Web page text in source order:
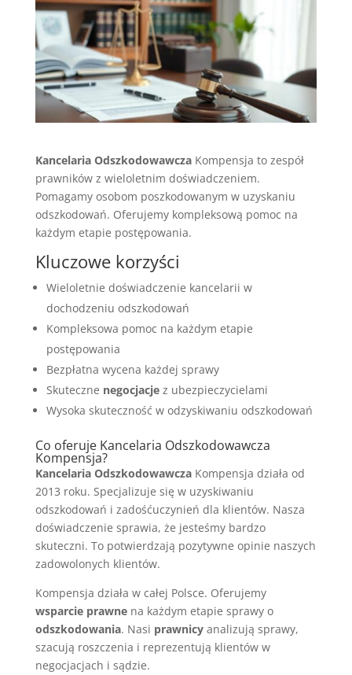
Kancelaria OdszkodowawczaKompensja to zespół
prawników z wieloletnim doświadczeniem.
Pomagamy osobom poszkodowanym w uzyskaniu
odszkodowań. Oferujemy kompleksową pomoc na
każdym etapie postępowania.
Kluczowe korzyści
Wieloletnie doświadczenie kancelarii w
dochodzeniu odszkodowań
Kompleksowa pomoc na każdym etapie
postępowania
Bezpłatna wycena każdej sprawy
Skuteczne negocjacjez ubezpieczycielami
Wysoka skuteczność w odzyskiwaniu odszkodowań
Co oferuje Kancelaria Odszkodowawcza
Kompensja?
Kancelaria OdszkodowawczaKompensja działa od
2013 roku. Specjalizuje się w uzyskiwaniu
odszkodowań i zadośćuczynień dla klientów. Nasza
doświadczenie sprawia, że jesteśmy bardzo
skuteczni. To potwierdzają pozytywne opinie naszych
zadowolonych klientów.
Kompensja działa w całej Polsce. Oferujemy
wsparcie prawnena każdym etapie sprawy o
odszkodowania. Nasi prawnicyanalizują sprawy,
szacują roszczenia i reprezentują klientów w
negocjacjach i sądzie.